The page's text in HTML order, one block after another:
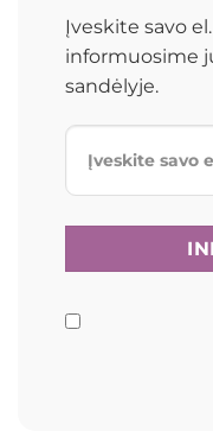
Įveskite savo
informuosime
sandėlyje.